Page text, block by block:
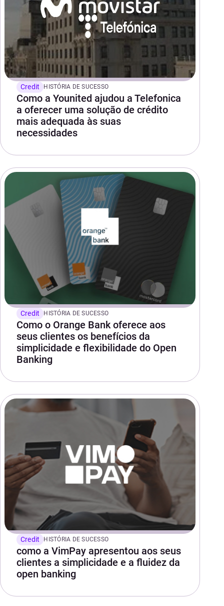
Credit HISTÓRIA DE SUCESSO
Como a Younited ajudou a Telefonica
a oferecer uma solução de crédito
mais adequada às suas
necessidades
Credit HISTÓRIA DE SUCESSO
Como o Orange Bank oferece aos
seus clientes os benefícios da
simplicidade e flexibilidade do Open
Banking
Credit HISTÓRIA DE SUCESSO
como a VimPay apresentou aos seus
clientes a simplicidade e a fluidez da
open banking